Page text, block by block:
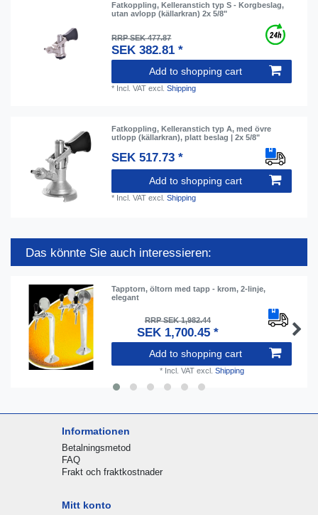
Fatkoppling, Kelleranstich typ S - Korgbeslag,
utan avlopp (källarkran) 2x 5/8"
RRP SEK 477.87
SEK 382.81 *
Add to shopping cart
* Incl. VAT excl.Shipping
Fatkoppling, Kelleranstich typ A, med övre
utlopp (källarkran), platt beslag | 2x 5/8"
SEK 517.73 *
Add to shopping cart
* Incl. VAT excl.Shipping
Das könnte Sie auch interessieren:
Tapptorn, öltorn med tapp - krom, 2-linje,
elegant
RRP SEK 1,982.44
SEK 1,700.45 *
Add to shopping cart
* Incl. VATexcl. Shipping
Informationen
Betalningsmetod
FAQ
Frakt och fraktkostnader
Mitt konto